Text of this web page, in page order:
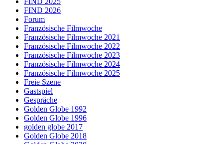
FIND 2026
Forum
Französische Filmwoche
Französische Filmwoche 2021
Französische Filmwoche 2022
Französische Filmwoche 2023
Französische Filmwoche 2024
Französische Filmwoche 2025
Freie Szene
Gastspiel
Gespräche
Golden Globe 1992
Golden Globe 1996
golden globe 2017
Golden Globe 2018